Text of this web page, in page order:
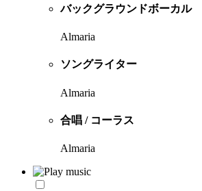
バックグラウンドボーカル
Almaria
ソングライター
Almaria
合唱 / コーラス
Almaria